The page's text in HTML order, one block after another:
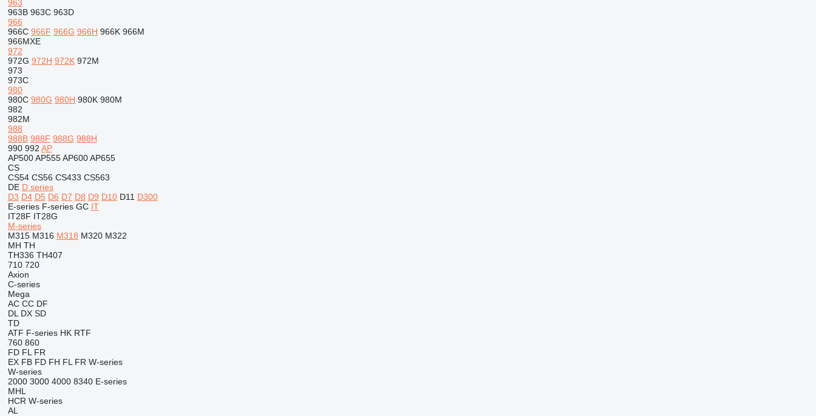
963
963B 963C 963D
966
966C 966F 966G 966H 966K 966M
966MXE
972
972G 972H 972K 972M
973
973C
980
980C 980G 980H 980K 980M
982
982M
988
988B 988F 988G 988H
990 992 AP
AP500 AP555 AP600 AP655
CS
CS54 CS56 CS433 CS563
DE D series
D3 D4 D5 D6 D7 D8 D9 D10 D11 D300
E-series F-series GC IT
IT28F IT28G
M-series
M315 M316 M318 M320 M322
MH TH
TH336 TH407
710 720
Axion
C-series
Mega
AC CC DF
DL DX SD
TD
ATF F-series HK RTF
760 860
FD FL FR
EX FB FD FH FL FR W-series
W-series
2000 3000 4000 8340 E-series
MHL
HCR W-series
AL